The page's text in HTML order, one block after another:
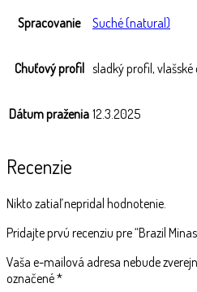
Spracovanie Suché (natural)
Chuťový profil sladký profil,
Dátum praženia 12.3.2025
Recenzie
Nikto zatiaľ nepridal hodnotenie.
Pridajte prvú recenziu pre “Brazil
Vaša e-mailová adresa nebude
označené*